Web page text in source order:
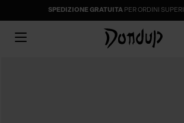
SPEDIZIONE GRATUITAPER ORDINI